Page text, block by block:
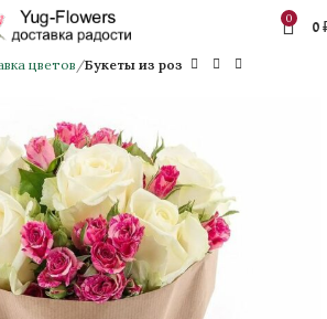
0 0
цветов Букеты из роз